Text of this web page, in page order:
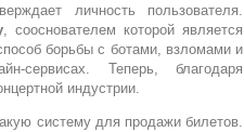
личность пользователя.
, сооснователем которой является
борьбы с ботами, взломами и
сервисах. Теперь, благодаря
индустрии.
систему для продажи билетов.